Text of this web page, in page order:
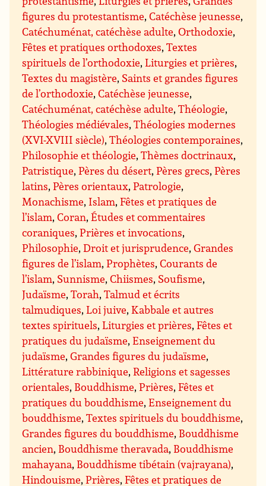
figures du protestantisme,Catéchèse jeunesse,
Catéchuménat, catéchèse adulte,Orthodoxie,
Fêtes et pratiques orthodoxes,Textes
spirituels de l’orthodoxie,Liturgies et prières,
Textes du magistère, Saints et grandes figures
de l’orthodoxie,Catéchèse jeunesse,
Catéchuménat, catéchèse adulte,Théologie,
Théologies médiévales,Théologies modernes
(XVI-XVIII siècle),Théologies contemporaines,
Philosophie et théologie,Thèmes doctrinaux,
Patristique,Pères du désert,Pères grecs,Pères
latins,Pères orientaux,Patrologie,
Monachisme, Islam,Fêtes et pratiques de
l’islam,Coran,Études et commentaires
coraniques,Prières et invocations,
Philosophie,Droit et jurisprudence,Grandes
figures de l’islam,Prophètes,Courants de
l’islam, Sunnisme,Chiismes, Soufisme,
Judaïsme,Torah,Talmud et écrits
talmudiques,Loi juive,Kabbale et autres
textes spirituels,Liturgies et prières,Fêtes et
pratiques du judaïsme,Enseignement du
judaïsme,Grandes figures du judaïsme,
Littérature rabbinique,Religions et sagesses
orientales, Bouddhisme,Prières,Fêtes et
pratiques du bouddhisme,Enseignement du
bouddhisme,Textes spirituels du bouddhisme,
Grandes figures du bouddhisme, Bouddhisme
ancien, Bouddhisme theravada, Bouddhisme
mahayana, Bouddhisme tibétain (vajrayana),
Hindouisme,Prières,Fêtes et pratiques de